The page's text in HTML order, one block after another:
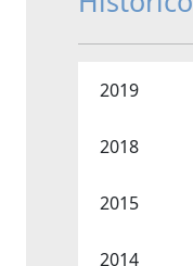
2019
2018
2015
2014